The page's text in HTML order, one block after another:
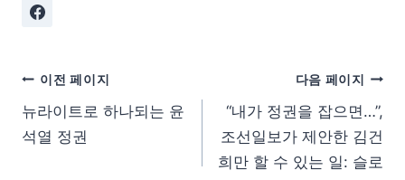
이전 페이지
뉴라이트로 하나되는 윤
석열 정권
다음 페이지
“내가 정권을 잡으면…”,
조선일보가 제안한 김건
희만 할 수 있는 일: 슬로